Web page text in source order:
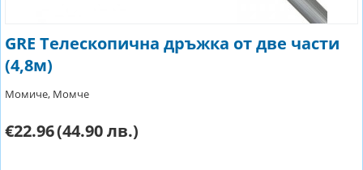
GRE Телескопична дръжка от две части
(4,8м)
Момиче, Момче
€22.96(44.90 лв.)